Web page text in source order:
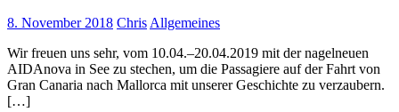
8. November 2018 Chris Allgemeines
Wir freuen uns sehr, vom 10.04.–20.04.2019 mit der nagelneuen
AIDAnova in See zu stechen, um die Passagiere auf der Fahrt von
Gran Canaria nach Mallorca mit unserer Geschichte zu verzaubern.
[…]